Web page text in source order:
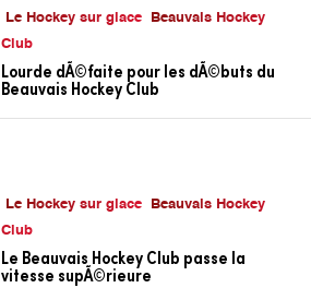
Le Hockey sur glace
Beauvais Hockey
Club
Lourde dÃ©faite pour les dÃ©buts du
Beauvais Hockey Club
Le Hockey sur glace
Beauvais Hockey
Club
Le Beauvais Hockey Club passe la
vitesse supÃ©rieure